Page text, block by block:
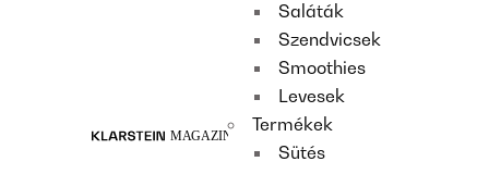
Saláták
Szendvicsek
Smoothies
Levesek
Termékek
Sütés